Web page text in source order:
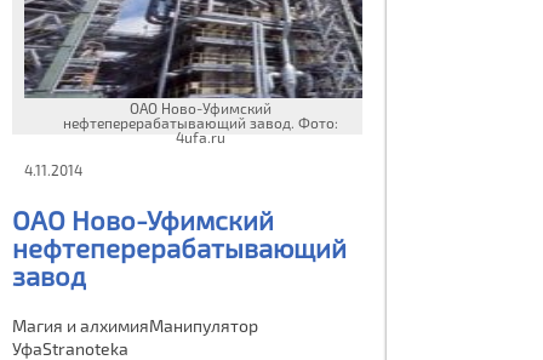
ОАО Ново-Уфимский
нефтеперерабатывающий завод. Фото:
4ufa.ru
4.11.2014
ОАО Ново-Уфимский
нефтеперерабатывающий
завод
Магия и алхимияМанипулятор
УфаStranoteka